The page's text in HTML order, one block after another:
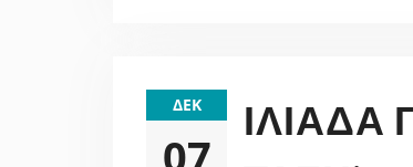
ΔΕΚ
ΙΛΙΆΔΑ